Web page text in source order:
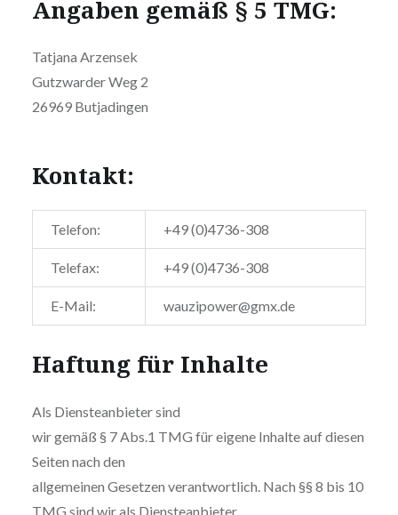
Angaben gemäß § 5 TMG:
Tatjana Arzensek
Gutzwarder Weg 2
26969 Butjadingen
Kontakt:
Telefon: +49 (0)4736-308
Telefax: +49 (0)4736-308
E-Mail: wauzipower@gmx.de
Haftung für Inhalte
Als Diensteanbieter sind
wir gemäß § 7 Abs.1 TMG für eigene Inhalte auf diesen
Seiten nach den
allgemeinen Gesetzen verantwortlich. Nach §§ 8 bis 10
TMG sind wir als Diensteanbieter